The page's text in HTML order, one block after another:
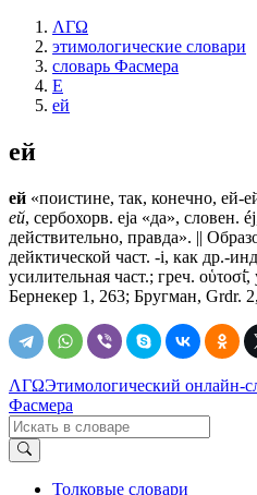
ΛΓΩ
этимологические словари
словарь Фасмера
Е
ей
ей
ей «поистине, так, конечно, ей-
ей, сербохорв. eja «да», словен.
действительно, правда». ||
дейктической част. -i, как др.-
усилительная част.; греч.
Бернекер 1, 263; Бругман, Grdr.
ΛΓΩЭтимологический онлайн-
Фасмера
Толковые словари